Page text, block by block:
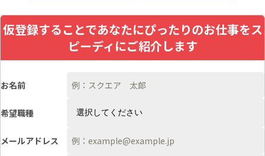
仮登録することであなたにぴったりのお仕事をス
ピーディにご紹介します
お名前
希望職種
メールアドレス